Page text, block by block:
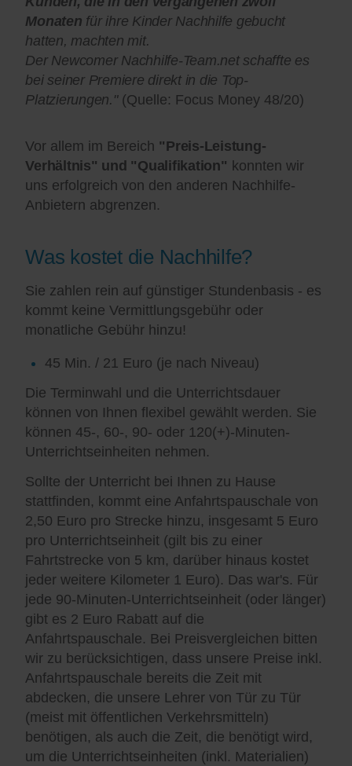
Monaten für ihre Kinder Nachhilfe gebucht
hatten, machten mit.
Der Newcomer Nachhilfe-Team.net schaffte es
bei seiner Premiere direkt in die Top-
Platzierungen."(Quelle: Focus Money 48/20)
Vor allem im Bereich "Preis-Leistung-
Verhältnis" und "Qualifikation" konnten wir
uns erfolgreich von den anderen Nachhilfe-
Anbietern abgrenzen.
Was kostet die Nachhilfe?
Sie zahlen rein auf günstiger Stundenbasis - es
kommt keine Vermittlungsgebühr oder
monatliche Gebühr hinzu!
45 Min. / 21 Euro (je nach Niveau)
Die Terminwahl und die Unterrichtsdauer
können von Ihnen flexibel gewählt werden. Sie
können 45-, 60-, 90- oder 120(+)-Minuten-
Unterrichtseinheiten nehmen.
Sollte der Unterricht bei Ihnen zu Hause
stattfinden, kommt eine Anfahrtspauschale von
2,50 Euro pro Strecke hinzu, insgesamt 5 Euro
pro Unterrichtseinheit (gilt bis zu einer
Fahrtstrecke von 5 km, darüber hinaus kostet
jeder weitere Kilometer 1 Euro). Das war's. Für
jede 90-Minuten-Unterrichtseinheit (oder länger)
gibt es 2 Euro Rabatt auf die
Anfahrtspauschale. Bei Preisvergleichen bitten
wir zu berücksichtigen, dass unsere Preise inkl.
Anfahrtspauschale bereits die Zeit mit
abdecken, die unsere Lehrer von Tür zu Tür
(meist mit öffentlichen Verkehrsmitteln)
benötigen, als auch die Zeit, die benötigt wird,
um die Unterrichtseinheiten (inkl. Materialien)